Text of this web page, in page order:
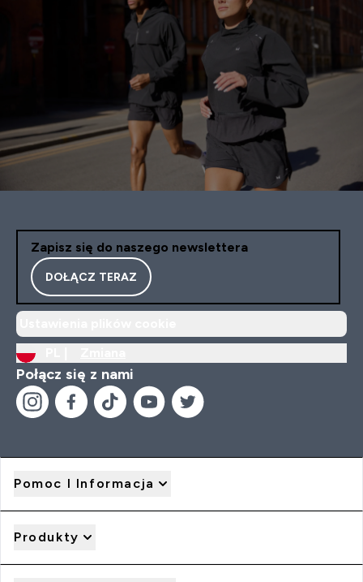
Zapisz się do naszego newslettera
DOŁĄCZ TERAZ
Połącz się z nami
Pomoc I Informacja
Produkty